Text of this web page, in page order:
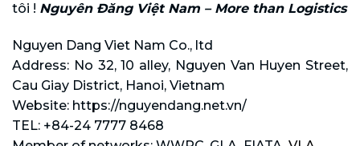
tôi ! Nguyên Đăng Việt Nam – More than Logistics
Nguyen Dang Viet Nam Co., ltd
Address: No 32, 10 alley, Nguyen Van Huyen Street,
Cau Giay District, Hanoi, Vietnam
Website: https://nguyendang.net.vn/
TEL: +84-24 7777 8468